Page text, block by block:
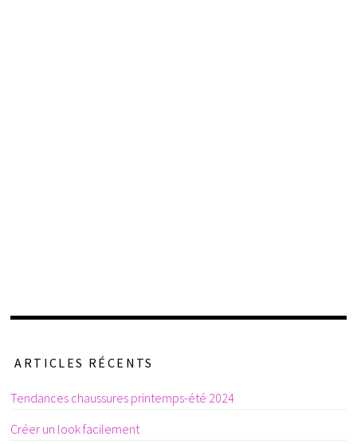
ARTICLES RÉCENTS
Tendances chaussures printemps-été 2024
Créer un look facilement